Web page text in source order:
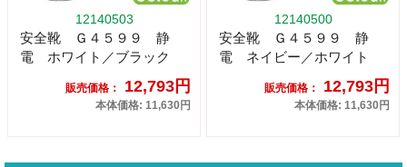
12140503
安全靴 Ｇ４５９９ 静
電 ホワイト／ブラック
販売価格： 12,793円
本体価格: 11,630円
12140500
安全靴 Ｇ４５９９ 静
電 ネイビー／ホワイト
販売価格： 12,793円
本体価格: 11,630円